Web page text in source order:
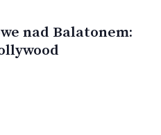
nad Balatonem: